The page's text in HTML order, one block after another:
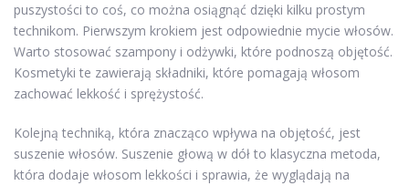
puszystości to coś, co można osiągnąć dzięki kilku prostym
technikom. Pierwszym krokiem jest odpowiednie mycie włosów.
Warto stosować szampony i odżywki, które podnoszą objętość.
Kosmetyki te zawierają składniki, które pomagają włosom
zachować lekkość i sprężystość.
Kolejną techniką, która znacząco wpływa na objętość, jest
suszenie włosów. Suszenie głową w dół to klasyczna metoda,
która dodaje włosom lekkości i sprawia, że wyglądają na